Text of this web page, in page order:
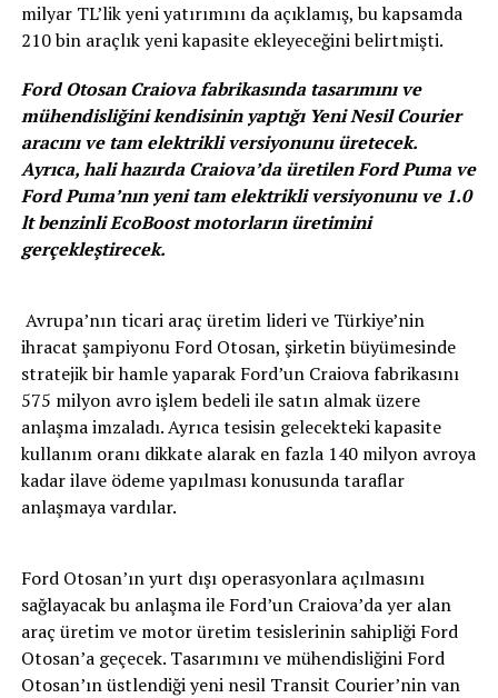
milyar TL’lik yeni yatırımını da açıklamış, bu kapsamda
210 bin araçlık yeni kapasite ekleyeceğini belirtmişti.
Ford Otosan Craiova fabrikasında tasarımını ve
mühendisliğini kendisinin yaptığı Yeni Nesil Courier
aracını ve tam elektrikli versiyonunu üretecek.
Ayrıca, hali hazırda Craiova’da üretilen Ford Puma ve
Ford Puma’nın yeni tam elektrikli versiyonunu ve 1.0
lt benzinli EcoBoost motorların üretimini
gerçekleştirecek.
Avrupa’nın ticari araç üretim lideri ve Türkiye’nin
ihracat şampiyonu Ford Otosan, şirketin büyümesinde
stratejik bir hamle yaparak Ford’un Craiova fabrikasını
575 milyon avro işlem bedeli ile satın almak üzere
anlaşma imzaladı. Ayrıca tesisin gelecekteki kapasite
kullanım oranı dikkate alarak en fazla 140 milyon avroya
kadar ilave ödeme yapılması konusunda taraflar
anlaşmaya vardılar.
Ford Otosan’ın yurt dışı operasyonlara açılmasını
sağlayacak bu anlaşma ile Ford’un Craiova’da yer alan
araç üretim ve motor üretim tesislerinin sahipliği Ford
Otosan’a geçecek. Tasarımını ve mühendisliğini Ford
Otosan’ın üstlendiği yeni nesil Transit Courier’nin van